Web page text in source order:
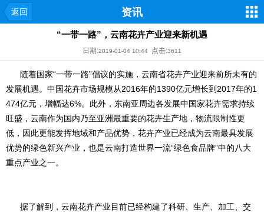
返回 资讯
“一带一路”，云南花卉产业迎来新机遇
日期:2019-01-04 10:44 点击:3611
随着国家“一带一路”倡议的实施，云南省花卉产业迎来前所未有的
发展机遇。中国花卉市场规模从2016年的1390亿元增长到2017年的1
474亿元，增幅达6%。此外，东南亚周边各发展中国家花卉需求持续
旺盛，云南作为国内乃至亚洲最重要的花卉生产地，物流限制性更
低，因此更能发挥地域和产品优势，花卉产业已经成为云南最具发展
优势的绿色新兴产业，也是云南打造世界一流“绿色食品牌”中的八大
重点产业之一。
据了解到，云南花卉产业目前已经构建了科研、生产、加工、交